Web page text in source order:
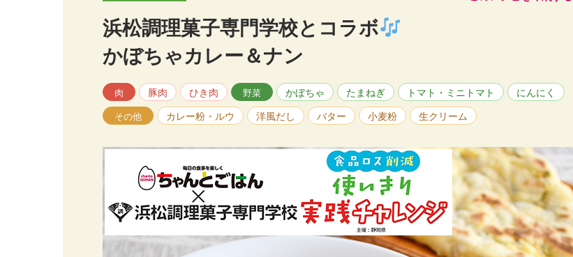
浜松調理菓子専門学校とコラボ
かぼちゃカレー＆ナン
肉 豚肉 ひき肉 野菜 かぼちゃ たまねぎ トマト・ミニトマト にんにく
その他 カレー粉・ルウ 洋風だし バター 小麦粉 生クリーム